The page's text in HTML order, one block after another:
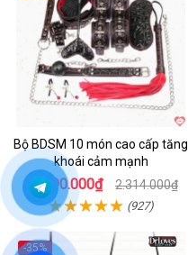
Bộ BDSM 10 món cao cấp tăng
khoái cảm mạnh
1.990.000₫ 2.314.000₫
(927)
-35%